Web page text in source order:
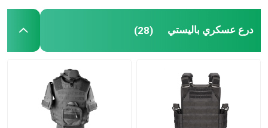
درع عسكري باليستي (28)